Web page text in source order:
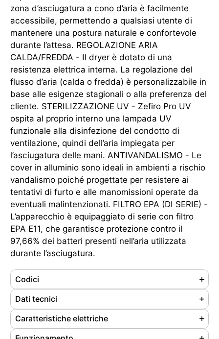
zona d’asciugatura a cono d’aria è facilmente
accessibile, permettendo a qualsiasi utente di
mantenere una postura naturale e confortevole
durante l’attesa. REGOLAZIONE ARIA
CALDA/FREDDA - Il dryer è dotato di una
resistenza elettrica interna. La regolazione del
flusso d’aria (calda o fredda) è personalizzabile in
base alle esigenze stagionali o alla preferenza del
cliente. STERILIZZAZIONE UV - Zefiro Pro UV
ospita al proprio interno una lampada UV
funzionale alla disinfezione del condotto di
ventilazione, quindi dell’aria impiegata per
l’asciugatura delle mani. ANTIVANDALISMO - Le
cover in alluminio sono ideali in ambienti a rischio
vandalismo poiché progettate per resistere ai
tentativi di furto e alle manomissioni operate da
eventuali malintenzionati. FILTRO EPA (DI SERIE) -
L’apparecchio è equipaggiato di serie con filtro
EPA E11, che garantisce protezione contro il
97,66% dei batteri presenti nell’aria utilizzata
durante l’asciugatura.
Codici
Referenze704500
Ean8033267171833
Dati tecnici
MaterialePolipropilene
ColoreBianco
Caratteristiche elettriche
Tipo motoreMotore AC a spazzole